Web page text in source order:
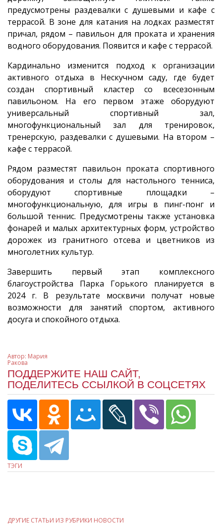
предусмотрены раздевалки с душевыми и кафе с
террасой. В зоне для катания на лодках разместят
причал, рядом – павильон для проката и хранения
водного оборудования. Появится и кафе с террасой.
Кардинально изменится подход к организации
активного отдыха в Нескучном саду, где будет
создан спортивный кластер со всесезонным
павильоном. На его первом этаже оборудуют
универсальный спортивный зал,
многофункциональный зал для тренировок,
тренерскую, раздевалки с душевыми. На втором –
кафе с террасой.
Рядом разместят павильон проката спортивного
оборудования и столы для настольного тенниса,
оборудуют спортивные площадки –
многофункциональную, для игры в пинг-понг и
большой теннис. Предусмотрены также установка
фонарей и малых архитектурных форм, устройство
дорожек из гранитного отсева и цветников из
многолетних культур.
Завершить первый этап комплексного
благоустройства Парка Горького планируется в
2024 г. В результате москвичи получат новые
возможности для занятий спортом, активного
досуга и спокойного отдыха.
Автор: Мария
Ракова
ПОДДЕРЖИТЕ НАШ САЙТ,
ПОДЕЛИТЕСЬ ССЫЛКОЙ В СОЦСЕТЯХ
ТЭГИ
ДРУГИЕ СТАТЬИ ИЗ РУБРИКИ НОВОСТИ